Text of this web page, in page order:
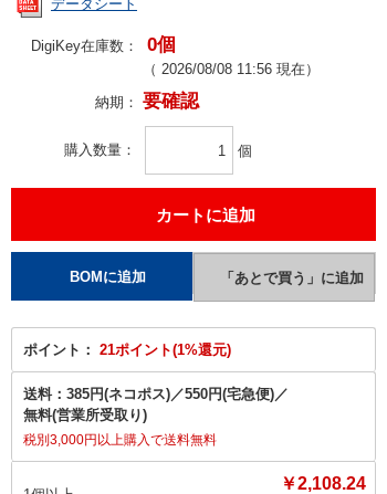
データシート
DigiKey在庫数： 0個
（ 2026/08/08 11:56 現在）
納期： 要確認
購入数量 個
ポイント： 21ポイント(1%還元)
送料： 385円(ネコポス)／550円(宅急便)／
無料(営業所受取り)
税別3,000円以上購入で送料無料
￥2,108.24